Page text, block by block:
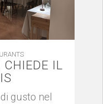
CHIEDE IL
gusto nel